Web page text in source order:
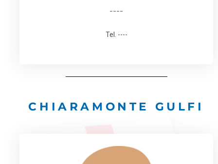
----
Tel. ----
CHIARAMONTE GULFI